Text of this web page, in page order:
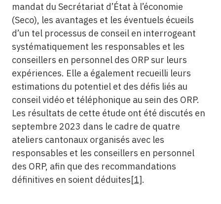
mandat du Secrétariat d’État à l’économie
(Seco), les avantages et les éventuels écueils
d’un tel processus de conseil en interrogeant
systématiquement les responsables et les
conseillers en personnel des ORP sur leurs
expériences. Elle a également recueilli leurs
estimations du potentiel et des défis liés au
conseil vidéo et téléphonique au sein des ORP.
Les résultats de cette étude ont été discutés en
septembre 2023 dans le cadre de quatre
ateliers cantonaux organisés avec les
responsables et les conseillers en personnel
des ORP, afin que des recommandations
définitives en soient déduites[1].